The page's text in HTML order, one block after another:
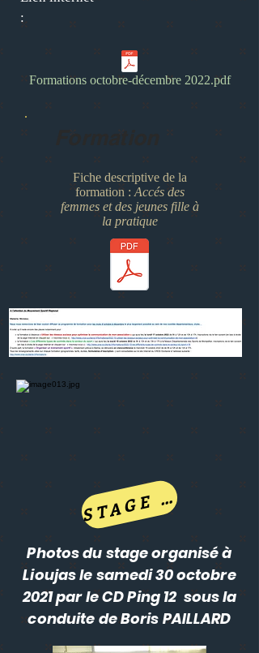
:
Formations octobre-décembre 2022.pdf
Fiche descriptive de la
formation : Accés des
femmes et des jeunes fille à
la pratique
S
T
A
G
E
n
°
1
Photos du stage organisé à
Lioujas le samedi 30 octobre
2021 par le CD Ping 12 sous la
conduite de Boris PAILLARD